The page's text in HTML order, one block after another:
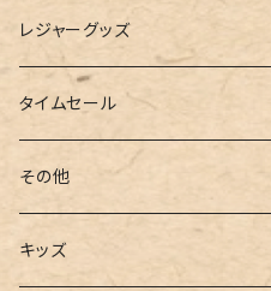
インソール
ローファー
ボストンバッグ
タンキニ
キャミキニ
フィットネス
2点セット
手袋
ポーチ
パスケース
ウォレット
トレーニング・スポーツウェア
トレーニンググッズ
ヨガウェア
ヨガソックス
レジャーグッズ
ビーチグッズ
タイムセール
その他
キッズ